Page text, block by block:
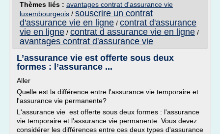
Thèmes liés : avantages contrat d'assurance vie
luxembourgeois / souscrire un contrat
d'assurance vie en ligne / contrat d'assurance
vie en ligne / contrat d assurance vie en ligne /
avantages contrat d'assurance vie
L’assurance vie est offerte sous deux
formes : l’assurance ...
Aller
Quelle est la différence entre l'assurance vie temporaire et
l'assurance vie permanente?
L'assurance vie est offerte sous deux formes : l'assurance
vie temporaire et l'assurance vie permanente. Vous devez
considérer les différences entre ces deux types d'assurance